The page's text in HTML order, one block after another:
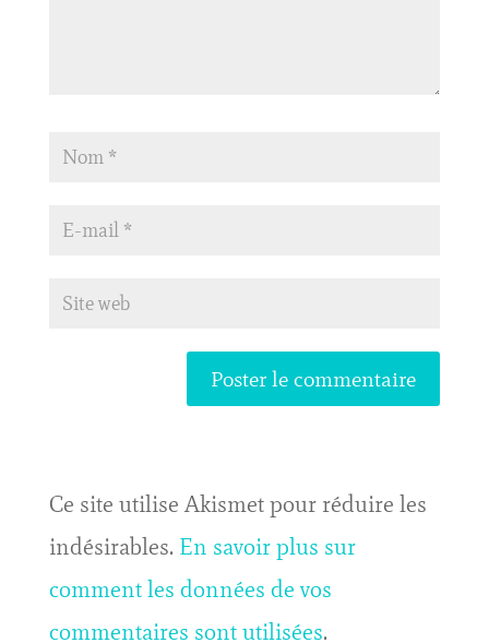
Ce site utilise Akismet pour réduire les
indésirables. En savoir plus sur
comment les données de vos
commentaires sont utilisées.